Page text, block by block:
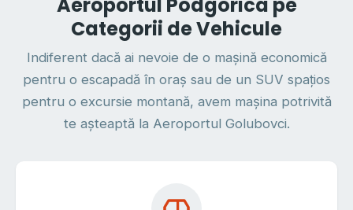
Aeroportul Podgorica pe
Categorii de Vehicule
Indiferent dacă ai nevoie de o mașină economică
pentru o escapadă în oraș sau de un SUV spațios
pentru o excursie montană, avem mașina potrivită
te așteaptă la Aeroportul Golubovci.